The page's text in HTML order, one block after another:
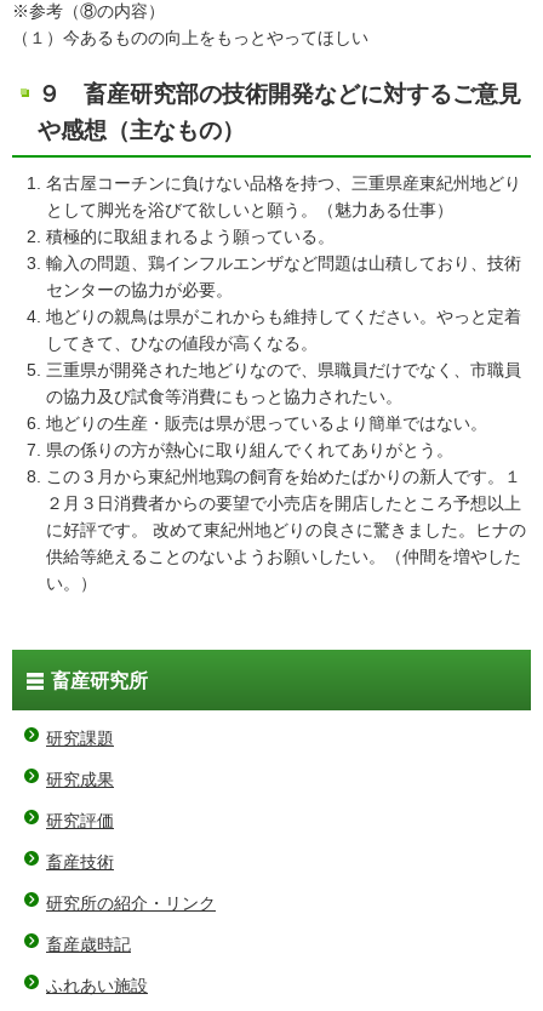
※参考（⑧の内容）
（１）今あるものの向上をもっとやってほしい
９ 畜産研究部の技術開発などに対するご意見
や感想（主なもの）
名古屋コーチンに負けない品格を持つ、三重県産東紀州地どり
として脚光を浴びて欲しいと願う。（魅力ある仕事）
積極的に取組まれるよう願っている。
輸入の問題、鶏インフルエンザなど問題は山積しており、技術
センターの協力が必要。
地どりの親鳥は県がこれからも維持してください。やっと定着
してきて、ひなの値段が高くなる。
三重県が開発された地どりなので、県職員だけでなく、市職員
の協力及び試食等消費にもっと協力されたい。
地どりの生産・販売は県が思っているより簡単ではない。
県の係りの方が熱心に取り組んでくれてありがとう。
この３月から東紀州地鶏の飼育を始めたばかりの新人です。１
２月３日消費者からの要望で小売店を開店したところ予想以上
に好評です。 改めて東紀州地どりの良さに驚きました。ヒナの
供給等絶えることのないようお願いしたい。（仲間を増やした
い。）
畜産研究所
研究課題
研究成果
研究評価
畜産技術
研究所の紹介・リンク
畜産歳時記
ふれあい施設